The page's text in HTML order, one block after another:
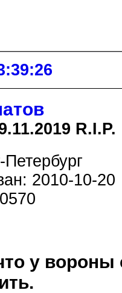
R.I.P.
2010-10-20
у